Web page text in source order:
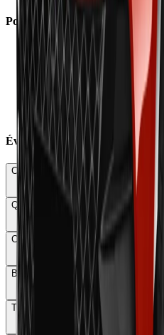
Points Faibles
×Tarifs prohibitifs options
× Poids colossal 2,4 tonnes
× Autonomie réelle autoroute
×
Manque émotion sonore
×
Plastiques bas gamme
× Politique options agressive
Évaluations Détaillées
Conduite & Maniabilité
Qualité & Finition 81
Confort
Budget total
Technologie